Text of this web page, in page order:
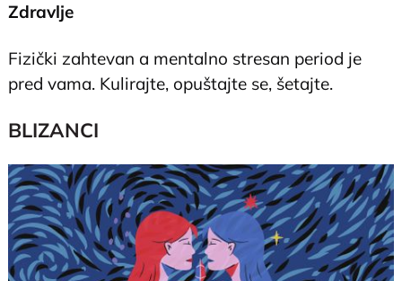
Zdravlje
Fizički zahtevan a mentalno stresan period je
pred vama. Kulirajte, opuštajte se, šetajte.
BLIZANCI